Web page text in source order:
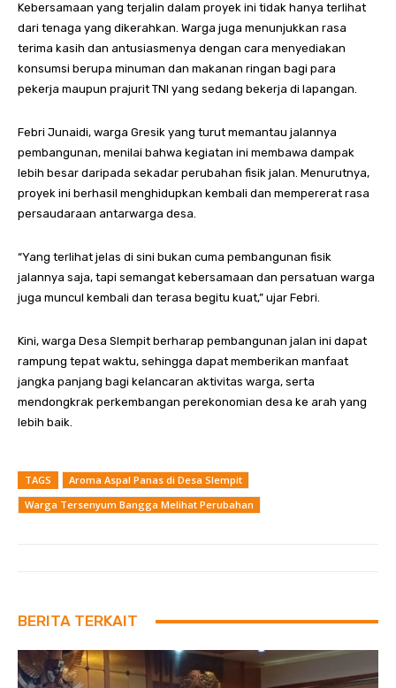
Kebersamaan yang terjalin dalam proyek ini tidak hanya terlihat
dari tenaga yang dikerahkan. Warga juga menunjukkan rasa
terima kasih dan antusiasmenya dengan cara menyediakan
konsumsi berupa minuman dan makanan ringan bagi para
pekerja maupun prajurit TNI yang sedang bekerja di lapangan.
Febri Junaidi, warga Gresik yang turut memantau jalannya
pembangunan, menilai bahwa kegiatan ini membawa dampak
lebih besar daripada sekadar perubahan fisik jalan. Menurutnya,
proyek ini berhasil menghidupkan kembali dan mempererat rasa
persaudaraan antarwarga desa.
“Yang terlihat jelas di sini bukan cuma pembangunan fisik
jalannya saja, tapi semangat kebersamaan dan persatuan warga
juga muncul kembali dan terasa begitu kuat,” ujar Febri.
Kini, warga Desa Slempit berharap pembangunan jalan ini dapat
rampung tepat waktu, sehingga dapat memberikan manfaat
jangka panjang bagi kelancaran aktivitas warga, serta
mendongkrak perkembangan perekonomian desa ke arah yang
lebih baik.
TAGS
Aroma Aspal Panas di Desa Slempit
Warga Tersenyum Bangga Melihat Perubahan
BERITA TERKAIT